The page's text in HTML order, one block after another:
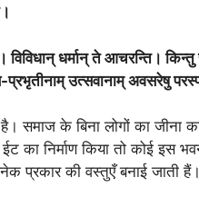
धर्मान् ते आचरन्ति। किन्तु
उत्सवानाम् अवसरेषु
समाज के बिना लोगों का
का निर्माण किया तो कोई इस
प्रकार की वस्तुएँ बनाई जाती हैं।